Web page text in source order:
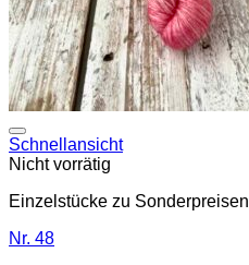
Schnellansicht
Nicht vorrätig
Einzelstücke zu Sonderpreisen
Nr. 48